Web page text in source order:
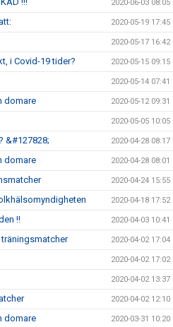
2020-06-03 08:05
2020-05-19 17:45
2020-05-17 16:42
i Covid-19 tider? 2020-05-15 09:15
2020-05-14 07:41
domare 2020-05-12 09:31
2020-05-05 10:05
&#127828; 2020-04-28 08:17
domare 2020-04-28 08:01
2020-04-24 15:55
2020-04-18 17:52
!! 2020-04-03 10:41
2020-04-02 17:04
2020-04-02 17:02
2020-04-02 13:37
2020-04-02 12:10
domare 2020-03-31 10:20